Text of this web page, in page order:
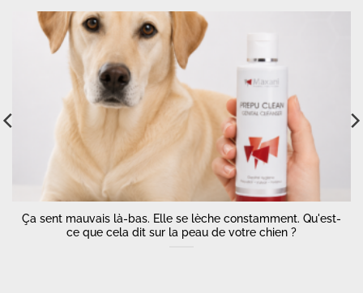
Ça sent mauvais là-bas. Elle se lèche constamment. Qu'est-
ce que cela dit sur la peau de votre chien ?